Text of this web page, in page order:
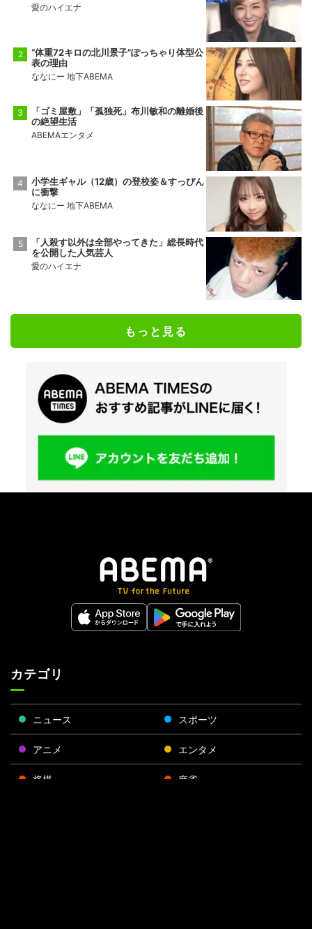
愛のハイエナ
“体重72キロの北川景子”ぽっちゃり体型公
表の理由
ななにー 地下ABEMA
「ゴミ屋敷」「孤独死」布川敏和の離婚後
の絶望生活
ABEMAエンタメ
小学生ギャル（12歳）の登校姿＆すっぴん
に衝撃
ななにー 地下ABEMA
「人殺す以外は全部やってきた」総長時代
を公開した人気芸人
愛のハイエナ
もっと見る
カテゴリ
ニュース スポーツ
アニメ エンタメ
将棋 麻雀